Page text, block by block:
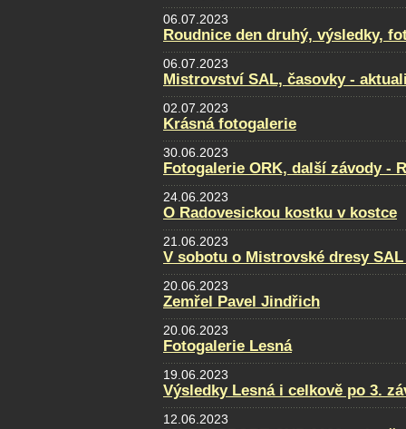
06.07.2023
Roudnice den druhý, výsledky,
06.07.2023
Mistrovství SAL, časovky -
02.07.2023
Krásná fotogalerie
30.06.2023
Fotogalerie ORK, další závody -
24.06.2023
O Radovesickou kostku v kostce
21.06.2023
V sobotu o Mistrovské dresy
20.06.2023
Zemřel Pavel Jindřich
20.06.2023
Fotogalerie Lesná
19.06.2023
Výsledky Lesná i celkově po 3.
12.06.2023